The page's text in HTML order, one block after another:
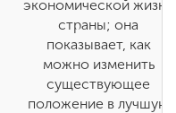
экономической жизни
страны; она
показывает, как
можно изменить
существующее
положение в лучшую